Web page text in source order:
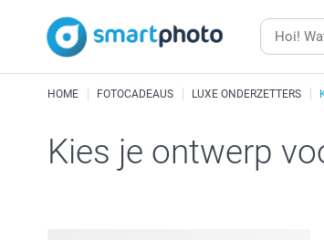
HOME FOTOCADEAUS LUXE ONDERZETTERS
Kies je ontwerp